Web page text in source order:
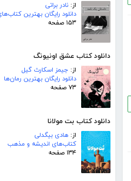
از: نادر براتی
دانلود رایگان بهترین
۱۵۳ صفحه
دانلود کتاب عشق اونیونگ
از: جیمز اسکارث گیل
دانلود رایگان بهترین رمان‌ها
۷۳ صفحه
دانلود کتاب بت مولانا
از: هادی بیگدلی
کتاب‌های اندیشه و مذهب
۱۳۴ صفحه